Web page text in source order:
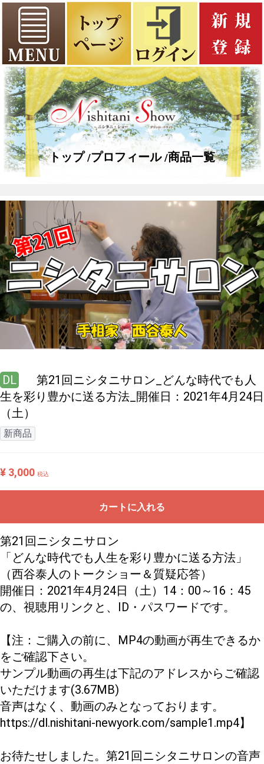
トップ プロフィール 商品一覧
DL
第21回ニシタニサロン_どんな時代でも人
生を彩り豊かに送る方法_開催日：2021年4月24日
（土）
新商品
¥ 3,000 税込
カートに入れる
第21回ニシタニサロン
「どんな時代でも人生を彩り豊かに送る方法」
（西谷泰人のトークショー＆質疑応答）
開催日：2021年4月24日（土）14：00～16：45
の、視聴用リンクと、ID・パスワードです。
【注：ご購入の前に、MP4の動画が再生できるか
をご確認下さい。
サンプル動画の再生は下記のアドレスからご確認
いただけます(3.67MB)
音声はなく、動画のみとなっております。
https://dl.nishitani-newyork.com/sample1.mp4】
お待たせしました。第21回ニシタニサロンの音声